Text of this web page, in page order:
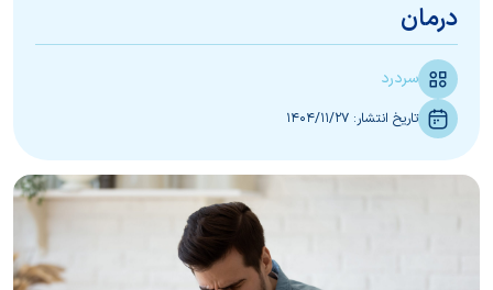
درمان
سردرد
تاریخ انتشار: